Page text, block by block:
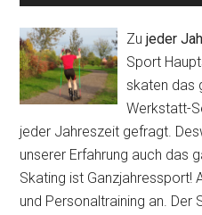
Zujeder
Sport
skaten das
Werkstatt-
jeder Jahreszeit gefragt.
unserer Erfahrung auch das
Skating ist Ganzjahressport!
und Personaltraining an.